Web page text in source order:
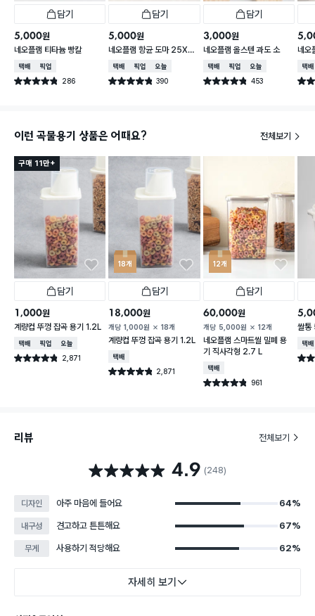
담기
5,000원
네오플램 티타늄 빵칼
택배배송매장픽업
별점 4.8점 286
건 작성
담기
5,000원
네오플램 항균 도마 25X3
6cm
택배배송매장픽업오늘배송
별점 4.8점 390
건 작성
담기
3,000원
네오플램 올스텐 과도 소
택배배송매장픽업오늘배송
별점 4.8점 453
건 작성
네오
택배
별점
이런 곡물용기 상품은 어때요? 전체보기
구매 11만+
담기
1,000원
계량컵 뚜껑 잡곡 용기 1.2L
택배배송매장픽업오늘배송
별점 4.8점 2,871
건 작성
18개
담기
18,000원
개당 1,000원 18개
계량컵 뚜껑 잡곡 용기 1.2L
택배배송
별점 4.8점 2,871
건 작성
12개
담기
60,000원
개당 5,000원 12개
네오플램 스마트씰 밀폐 용
기 직사각형 2.7 L
택배배송
별점 4.8점 961
건 작성
쌀통
택배
별점
리뷰 전체보기
별점 4.9점 4.9 (248)
디자인 아주 마음에 들어요 64%
내구성 견고하고 튼튼해요 67%
무게 사용하기 적당해요 62%
자세히 보기